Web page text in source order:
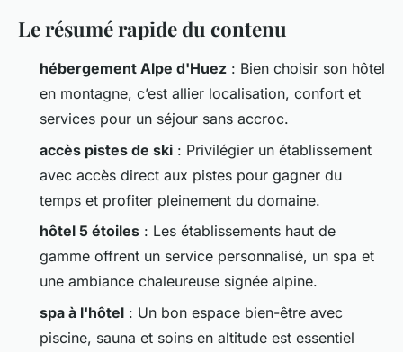
Le résumé rapide du contenu
hébergement Alpe d'Huez : Bien choisir son hôtel
en montagne, c’est allier localisation, confort et
services pour un séjour sans accroc.
accès pistes de ski : Privilégier un établissement
avec accès direct aux pistes pour gagner du
temps et profiter pleinement du domaine.
hôtel 5 étoiles : Les établissements haut de
gamme offrent un service personnalisé, un spa et
une ambiance chaleureuse signée alpine.
spa à l'hôtel : Un bon espace bien-être avec
piscine, sauna et soins en altitude est essentiel